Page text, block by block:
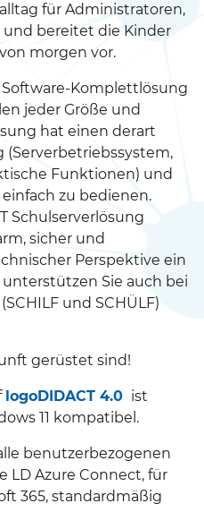
für Administratoren,
und bereitet die Kinder
morgen vor.
Software-Komplettlösung
jeder Größe und
hat einen derart
Funktionen) und
zu bedienen.
Schulserverlösung
sicher und
Perspektive ein
Sie auch bei
und SCHÜLF)
gerüstet sind!
logoDIDACT 4.0 ist
11 kompatibel.
benutzerbezogenen
LD Azure Connect, für
365, standardmäßig